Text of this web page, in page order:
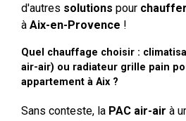
d'autres solutions pour
à Aix-en-Provence !
Quel chauffage choisir :
air-air) ou radiateur grille pain
appartement à Aix ?
Sans conteste, la PAC air-air à